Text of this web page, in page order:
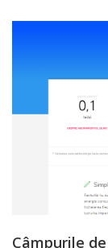
Câmpurile